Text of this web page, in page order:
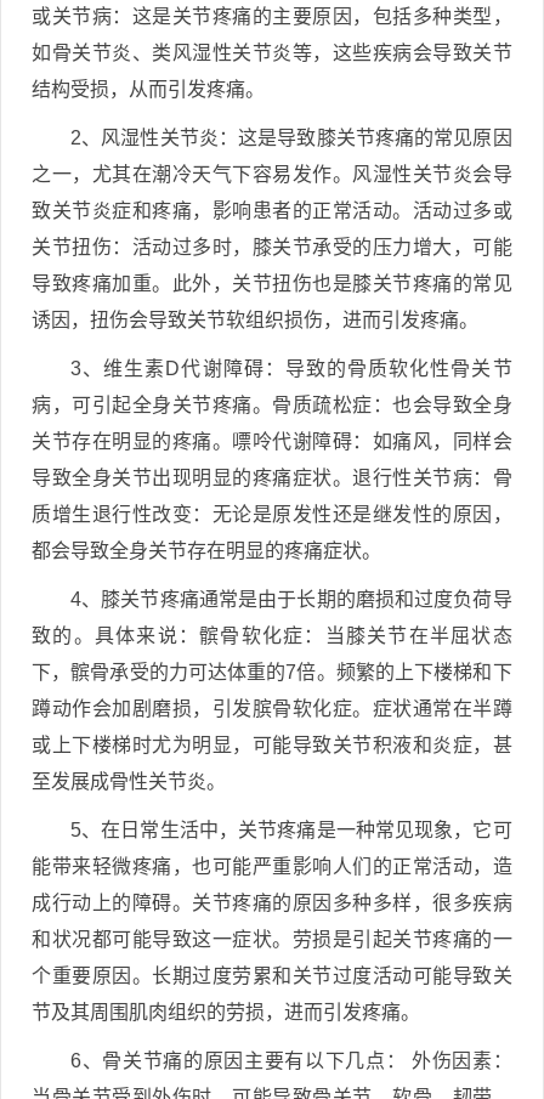
或关节病：这是关节疼痛的主要原因，包括多种类型，
如骨关节炎、类风湿性关节炎等，这些疾病会导致关节
结构受损，从而引发疼痛。
2、风湿性关节炎：这是导致膝关节疼痛的常见原因
之一，尤其在潮冷天气下容易发作。风湿性关节炎会导
致关节炎症和疼痛，影响患者的正常活动。活动过多或
关节扭伤：活动过多时，膝关节承受的压力增大，可能
导致疼痛加重。此外，关节扭伤也是膝关节疼痛的常见
诱因，扭伤会导致关节软组织损伤，进而引发疼痛。
3、维生素D代谢障碍：导致的骨质软化性骨关节
病，可引起全身关节疼痛。骨质疏松症：也会导致全身
关节存在明显的疼痛。嘌呤代谢障碍：如痛风，同样会
导致全身关节出现明显的疼痛症状。退行性关节病：骨
质增生退行性改变：无论是原发性还是继发性的原因，
都会导致全身关节存在明显的疼痛症状。
4、膝关节疼痛通常是由于长期的磨损和过度负荷导
致的。具体来说：髌骨软化症：当膝关节在半屈状态
下，髌骨承受的力可达体重的7倍。频繁的上下楼梯和下
蹲动作会加剧磨损，引发膑骨软化症。症状通常在半蹲
或上下楼梯时尤为明显，可能导致关节积液和炎症，甚
至发展成骨性关节炎。
5、在日常生活中，关节疼痛是一种常见现象，它可
能带来轻微疼痛，也可能严重影响人们的正常活动，造
成行动上的障碍。关节疼痛的原因多种多样，很多疾病
和状况都可能导致这一症状。劳损是引起关节疼痛的一
个重要原因。长期过度劳累和关节过度活动可能导致关
节及其周围肌肉组织的劳损，进而引发疼痛。
6、骨关节痛的原因主要有以下几点： 外伤因素：